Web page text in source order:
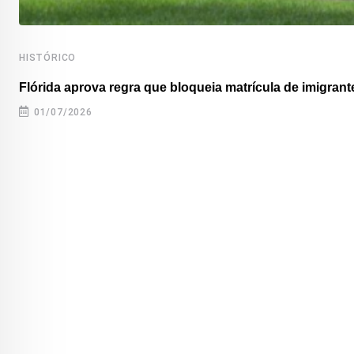
HISTÓRICO
Flórida aprova regra que bloqueia matrícula de
01/07/2026